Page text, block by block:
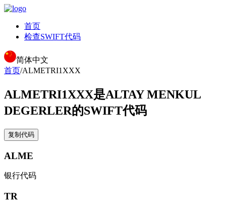
首页
检查SWIFT代码
简体中文
首页/ALMETRI1XXX
ALMETRI1XXX是ALTAY MENKUL
DEGERLER的SWIFT代码
复制代码
ALME
银行代码
TR